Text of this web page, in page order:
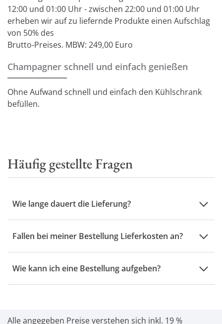
12:00 und 01:00 Uhr - zwischen 22:00 und 01:00 Uhr
erheben wir auf zu liefernde Produkte einen Aufschlag
von 50% des
Brutto-Preises. MBW: 249,00 Euro
Champagner schnell und einfach genießen
Ohne Aufwand schnell und einfach den Kühlschrank
befüllen.
Häufig gestellte Fragen
Wie lange dauert die Lieferung?
Fallen bei meiner Bestellung Lieferkosten an?
Wie kann ich eine Bestellung aufgeben?
Alle angegeben Preise verstehen sich inkl. 19 %